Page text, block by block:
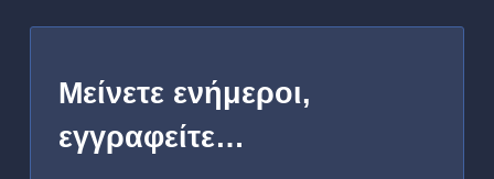
Μείνετε ενήμεροι,
εγγραφείτε…